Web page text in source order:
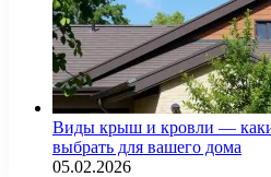
Виды крыш и кровли —
выбрать для вашего дома
05.02.2026